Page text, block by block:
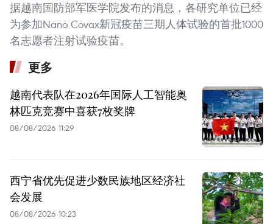
据越南国防部军医学院发布的消息，各研究单位已经
为参加Nano Covax新冠疫苗三期人体试验的首批1000
名志愿者注射试验疫苗。
更多
越南代表队在2026年国际人工智能奥
林匹克竞赛中喜获7枚奖牌
08/08/2026 11:29
西宁省优先促进少数民族地区经济社
会发展
08/08/2026 10:23